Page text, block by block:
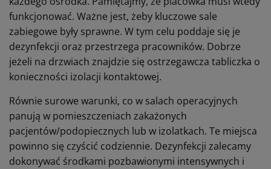
funkcjonować. Ważne jest, żeby kluczowe sale
zabiegowe były sprawne. W tym celu poddaje się je
dezynfekcji oraz przestrzega pracowników. Dobrze
jeżeli na drzwiach znajdzie się ostrzegawcza tabliczka o
konieczności izolacji kontaktowej.
Równie surowe warunki, co w salach operacyjnych
panują w pomieszczeniach zakażonych
pacjentów/podopiecznych lub w izolatkach. Te miejsca
powinno się czyścić codziennie. Dezynfekcji zalecamy
dokonywać środkami pozbawionymi intensywnych i